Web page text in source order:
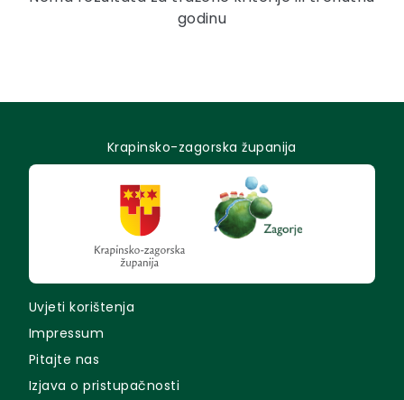
godinu
Krapinsko-zagorska županija
Uvjeti korištenja
Impressum
Pitajte nas
Izjava o pristupačnosti